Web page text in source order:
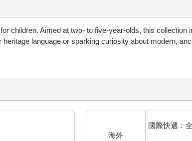
children. Aimed at two- to five-year-olds, this
language or sparking curiosity about modern,
海外
國際快遞：